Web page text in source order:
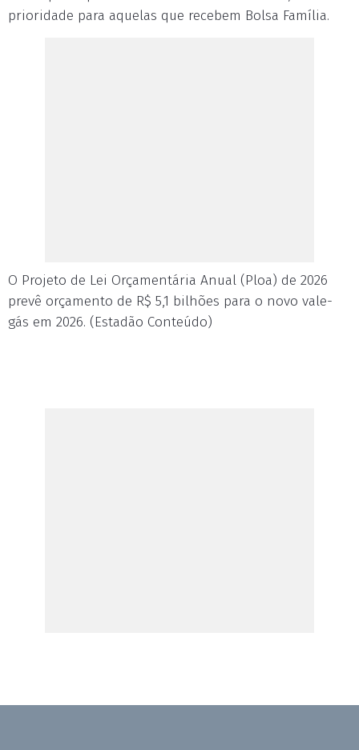
prioridade para aquelas que recebem Bolsa Família.
O Projeto de Lei Orçamentária Anual (Ploa) de 2026
prevê orçamento de R$ 5,1 bilhões para o novo vale-
gás em 2026. (Estadão Conteúdo)